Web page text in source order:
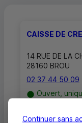
CAISSE DE
14 RUE DE LA
28160 BROU
02 37 44 50 09
Ouvert,
Continuer sans